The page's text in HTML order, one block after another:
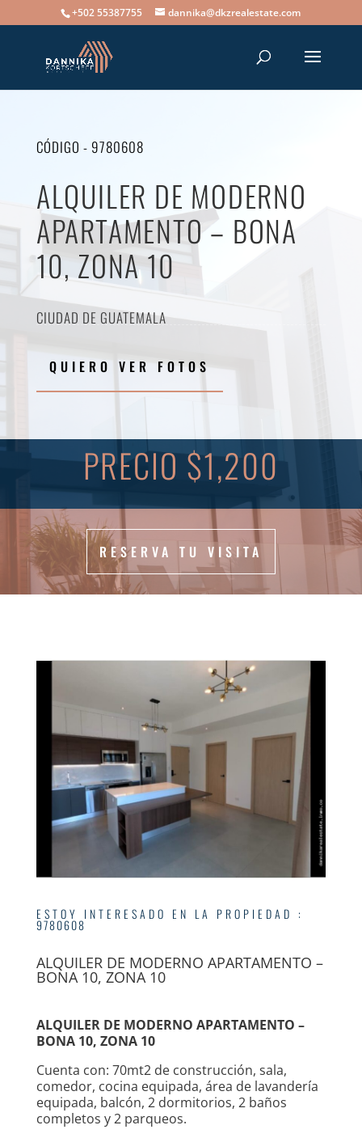
+502 55387755 dannika@dkzrealestate.com
CÓDIGO - 9780608
ALQUILER DE MODERNO
APARTAMENTO – BONA
10, ZONA 10
CIUDAD DE GUATEMALA
QUIERO VER FOTOS
PRECIO $1,200
RESERVA TU VISITA
ESTOY INTERESADO EN LA PROPIEDAD :
9780608
ALQUILER DE MODERNO APARTAMENTO –
BONA 10, ZONA 10
ALQUILER DE MODERNO APARTAMENTO –
BONA 10, ZONA 10
Cuenta con: 70mt2 de construcción, sala,
comedor, cocina equipada, área de lavandería
equipada, balcón, 2 dormitorios, 2 baños
completos y 2 parqueos.